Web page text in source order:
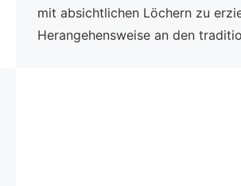
mit absichtlichen Löchern zu
Herangehensweise an den